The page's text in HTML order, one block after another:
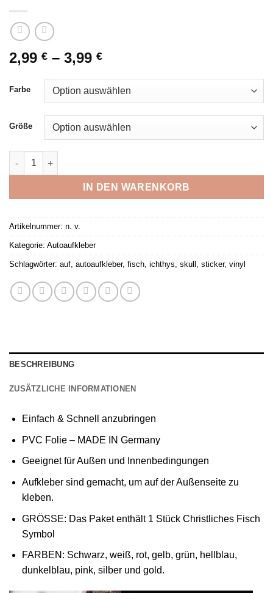
2,99 € – 3,99 €Preisspanne:
bis
3,99 €
Farbe
Größe
Christliches Fisch Symbol (Ichthys) Aufkleber, Sticker, Vinyl,
IN DEN WARENKORB
Artikelnummer: n. v.
Kategorie: Autoaufkleber
Schlagwörter: auf, autoaufkleber, fisch, ichthys, skull , sticker, vinyl
BESCHREIBUNG
ZUSÄTZLICHE INFORMATIONEN
Einfach & Schnell anzubringen
PVC Folie – MADE IN Germany
Geeignet für Außen und Innenbedingungen
Aufkleber sind gemacht, um auf der Außenseite zu
kleben.
GRÖSSE: Das Paket enthält 1 Stück Christliches Fisch
Symbol
FARBEN: Schwarz, weiß, rot, gelb, grün, hellblau,
dunkelblau, pink, silber und gold.